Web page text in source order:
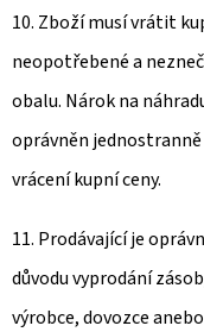
10. Zboží musí vrátit
neopotřebené a
obalu. Nárok na
oprávněn
vrácení kupní ceny.
11. Prodávající je
důvodu vyprodání
výrobce, dovozce